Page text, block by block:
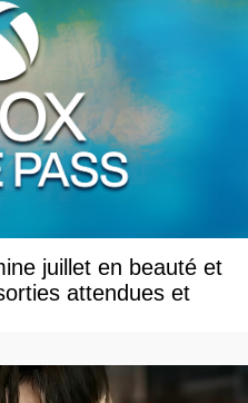
juillet en beauté et
attendues et